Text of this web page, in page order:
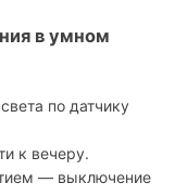
в умном
по датчику
к вечеру.
— выключение